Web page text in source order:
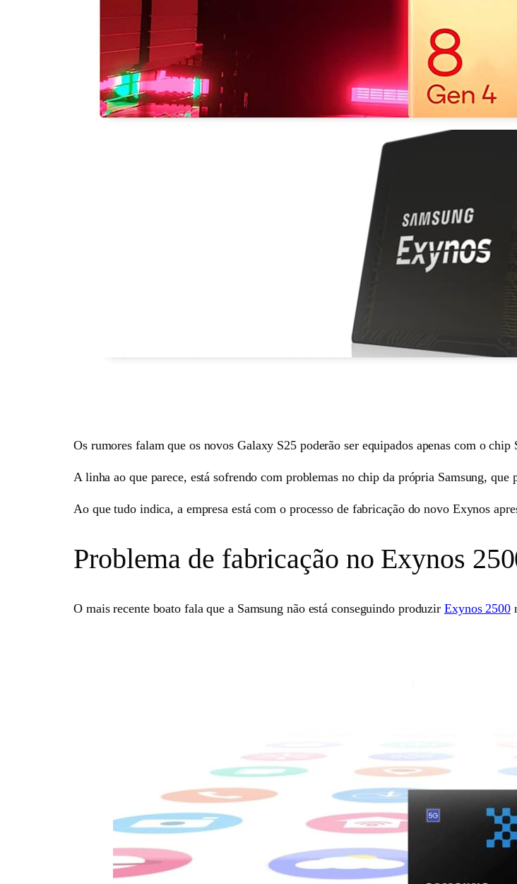
Os rumores falam que os novos Galaxy S25 poderão ser equipados apenas com o
A linha ao que parece, está sofrendo com problemas no chip da própria Samsung, que
Ao que tudo indica, a empresa está com o processo de fabricação do novo Exynos
Problema de fabricação no Exynos
O mais recente boato fala que a Samsung não está conseguindo produzir Exynos 2500